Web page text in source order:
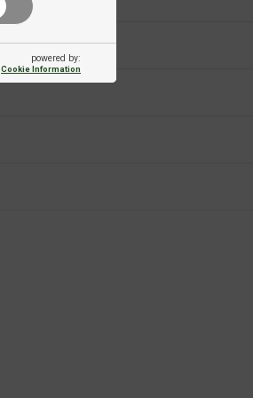
powered by:
Cookie Information